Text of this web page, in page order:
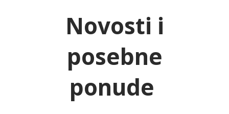
Novosti i
posebne
ponude